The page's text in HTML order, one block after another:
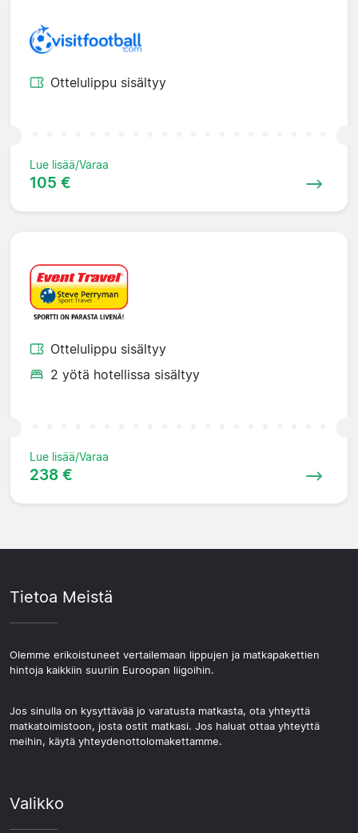
Ottelulippu sisältyy
Lue lisää/Varaa
105 €
Ottelulippu sisältyy
2 yötä hotellissa sisältyy
Lue lisää/Varaa
238 €
Tietoa Meistä
Olemme erikoistuneet vertailemaan lippujen ja matkapakettien
hintoja kaikkiin suuriin Euroopan liigoihin.
Jos sinulla on kysyttävää jo varatusta matkasta, ota yhteyttä
matkatoimistoon, josta ostit matkasi. Jos haluat ottaa yhteyttä
meihin, käytä yhteydenottolomakettamme.
Valikko